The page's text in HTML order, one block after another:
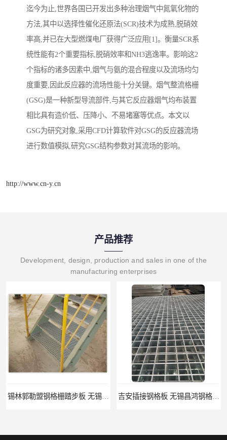
迄今为止,世界各国已开发出多种治理烟气中氮氧化物的
方法,其中以选择性催化还原法(SCR)技术为成熟,脱硝效
率高,并已在大型燃煤电厂获得广泛应用[1]。衡量SCR系
统性能有2个重要指标,脱硝效率和NH3逃逸率。影响这2
个指标的诸多因素中,烟气与氨的混合程度以及流场均匀
度重要,因此反应器的流场性能十分关键。烟气整流格栅
(GSG)是一种新型导流部件,与其它反应器烟气均布装置
相比具有造价低、压降小、不易堵塞等优点。本文以
GSG为研究对象,采用CFD计算软件对GSG的反应器流场
进行数值模拟,研究GSG结构参数对其流场的影响。
http://www.cn-y.cn
产品推荐
Development, design, production and sales in one of the
manufacturing enterprises
锡林郭勒盟钢格栅踏步板 无锡昌鸿钢格板有限公司 吉安插接钢格板 无锡昌鸿钢格板有限公司